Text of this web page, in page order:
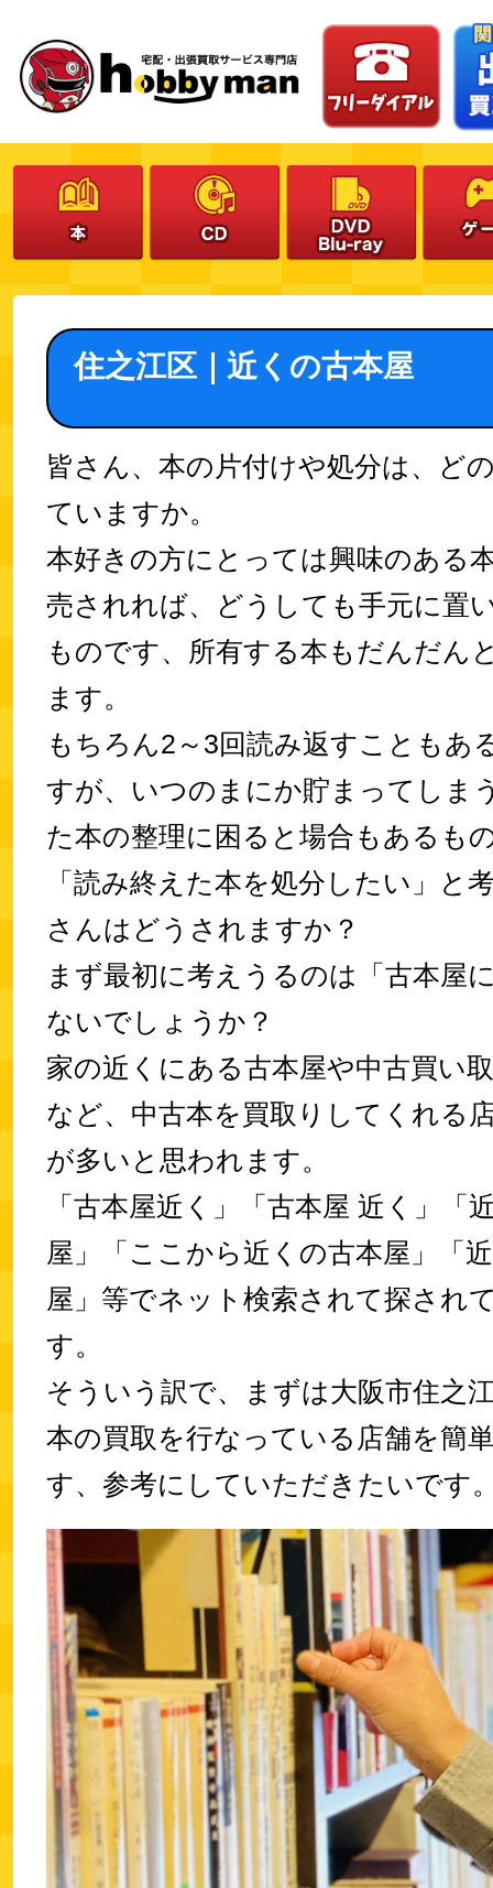
住之江区｜近くの古本屋
皆さん、本の片付けや処分は、ど
ていますか。
本好きの方にとっては興味のある
売されれば、どうしても手元に置
ものです、所有する本もだんだん
ます。
もちろん2～3回読み返すこともあ
すが、いつのまにか貯まってしま
た本の整理に困ると場合もあるも
「読み終えた本を処分したい」と
さんはどうされますか？
まず最初に考えうるのは「古本屋
ないでしょうか？
家の近くにある古本屋や中古買い
など、中古本を買取りしてくれる
が多いと思われます。
「古本屋近く」「古本屋 近く」「
屋」「ここから近くの古本屋」「
屋」等でネット検索されて探され
す。
そういう訳で、まずは大阪市住之
本の買取を行なっている店舗を簡
す、参考にしていただきたいです